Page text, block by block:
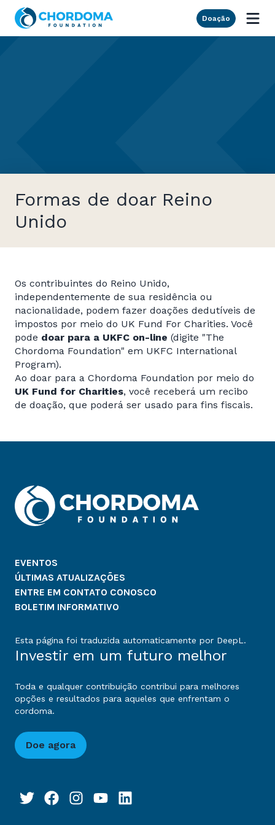
Skip to Main Content
Doação
Formas de doar Reino
Unido
Os contribuintes do Reino Unido,
independentemente de sua residência ou
nacionalidade, podem fazer doações dedutíveis de
impostos por meio do UK Fund For Charities. Você
pode doar para a UKFC on-line (digite "The
Chordoma Foundation" em UKFC International
Program).
Ao doar para a Chordoma Foundation por meio do
UK Fund for Charities, você receberá um recibo
de doação, que poderá ser usado para fins fiscais.
EVENTOS
ÚLTIMAS ATUALIZAÇÕES
ENTRE EM CONTATO CONOSCO
BOLETIM INFORMATIVO
Esta página foi traduzida automaticamente por DeepL.
Investir em um futuro melhor
Toda e qualquer contribuição contribui para melhores
opções e resultados para aqueles que enfrentam o
cordoma.
Doe agora